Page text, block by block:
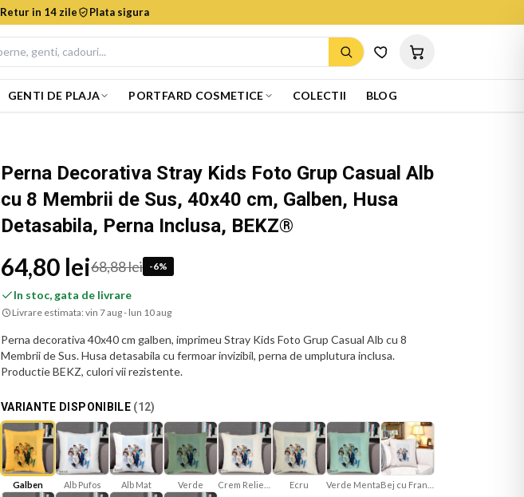
Retur in 14 zile Plata sigura
GENTI DE PLAJA PORTFARD COSMETICE COLECTII BLOG
Perna Decorativa Stray Kids Foto Grup Casual Alb
cu 8 Membrii de Sus, 40x40 cm, Galben, Husa
Detasabila, Perna Inclusa, BEKZ®
64,80 lei68,88 lei -6%
In stoc, gata de livrare
Livrare estimata: vin 7 aug - lun 10 aug
Perna decorativa 40x40 cm galben, imprimeu Stray Kids Foto Grup Casual Alb cu 8
Membrii de Sus. Husa detasabila cu fermoar invizibil, perna de umplutura inclusa.
Productie BEKZ, culori vii rezistente.
VARIANTE DISPONIBILE (12)
Galben Alb Pufos Alb Mat Verde Ecru Verde Menta